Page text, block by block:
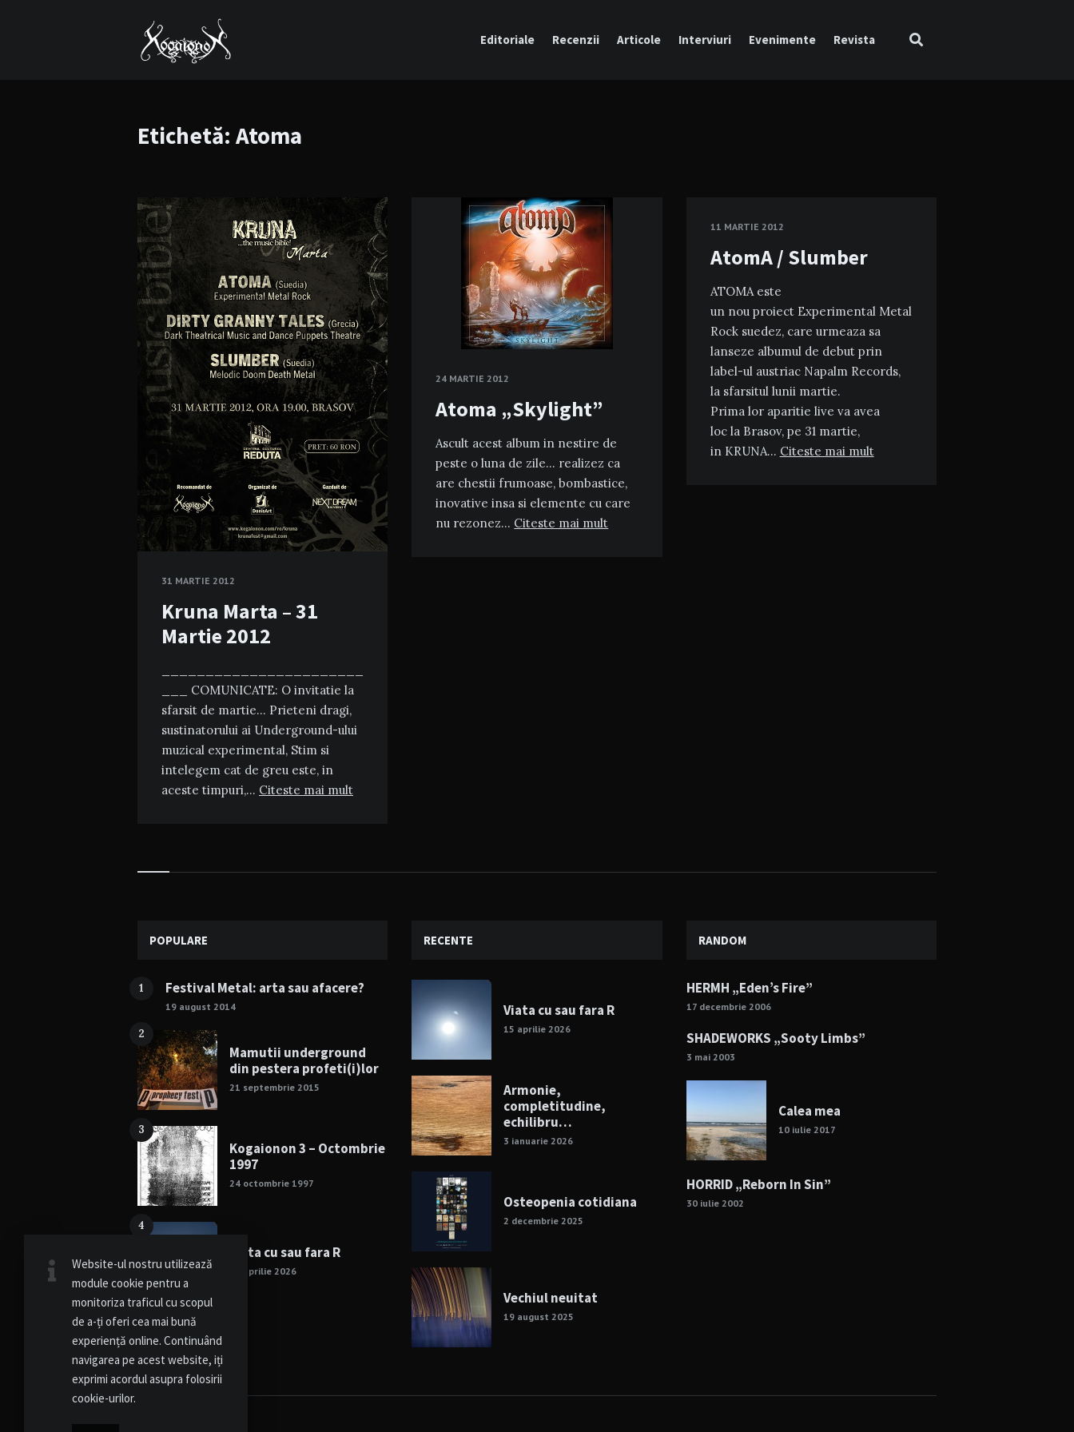
Editoriale Recenzii Articole Interviuri Evenimente Revista
Etichetă: Atoma
31 MARTIE 2012
Kruna Marta – 31
Martie 2012
___ COMUNICATE: O invitatie la
sfarsit de martie… Prieteni dragi,
sustinatorului ai Underground-ului
muzical experimental, Stim si
intelegem cat de greu este, in
aceste timpuri,… Citeste mai mult
24 MARTIE 2012
Atoma „Skylight”
Ascult acest album in nestire de
peste o luna de zile… realizez ca
are chestii frumoase, bombastice,
inovative insa si elemente cu care
nu rezonez… Citeste mai mult
11 MARTIE 2012
AtomA / Slumber
ATOMA este
un nou proiect Experimental Metal
Rock suedez, care urmeaza sa
lanseze albumul de debut prin
label-ul austriac Napalm Records,
la sfarsitul lunii martie.
Prima lor aparitie live va avea
loc la Brasov, pe 31 martie,
in KRUNA… Citeste mai mult
Widgets
POPULARE
1 Festival Metal: arta sau afacere?
19 august 2014
2
Mamutii underground
din pestera profeti(i)lor
21 septembrie 2015
3
Kogaionon 3 – Octombrie
1997
24 octombrie 1997
4
Viata cu sau fara R
15 aprilie 2026
RECENTE
Viata cu sau fara R
15 aprilie 2026
Armonie,
completitudine,
echilibru…
3 ianuarie 2026
Osteopenia cotidiana
2 decembrie 2025
Vechiul neuitat
19 august 2025
RANDOM
HERMH „Eden’s Fire”
17 decembrie 2006
SHADEWORKS „Sooty Limbs”
3 mai 2003
Calea mea
10 iulie 2017
HORRID „Reborn In Sin”
30 iulie 2002
Website-ul nostru utilizează
module cookie pentru a
monitoriza traficul cu scopul
de a-ți oferi cea mai bună
experiență online. Continuând
navigarea pe acest website, iți
exprimi acordul asupra folosirii
cookie-urilor.